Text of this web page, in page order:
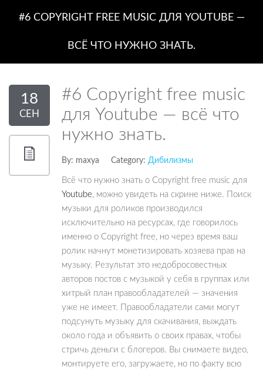
#6 COPYRIGHT FREE MUSIC ДЛЯ YOUTUBE —
ВСЁ ЧТО НУЖНО ЗНАТЬ.
18
СЕН
#6 Copyright free music
для Youtube — всё что
нужно знать.
By: maxya Category: Дибилизмы
Всё что нужно знать о Copyright free music для
Youtube, можно увидеть на скрине ниже. Поиск
музыки для роликов производился
исключительно на ресурсах, где говорилось
именно о Copyright free, но через время ваш
ролик начнут монетизировать хозяева прав на
музыку. Результат это недобросовестных
авторов постов с музыкой у себя в группах или
хитрый план правообладателей — значения
уже не имеет. Правообладатели сами могут
подсунуть музыку для скачивания, выждать
около года и объявить о своих правах, чтобы
стричь деньги с блогеров. Вы снимаете видео,
монтируете его, загружаете, но по факту всю